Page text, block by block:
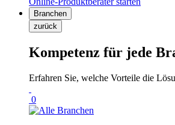
Branchen
zurück
Kompetenz für jede
Erfahren Sie, welche Vorteile die
0